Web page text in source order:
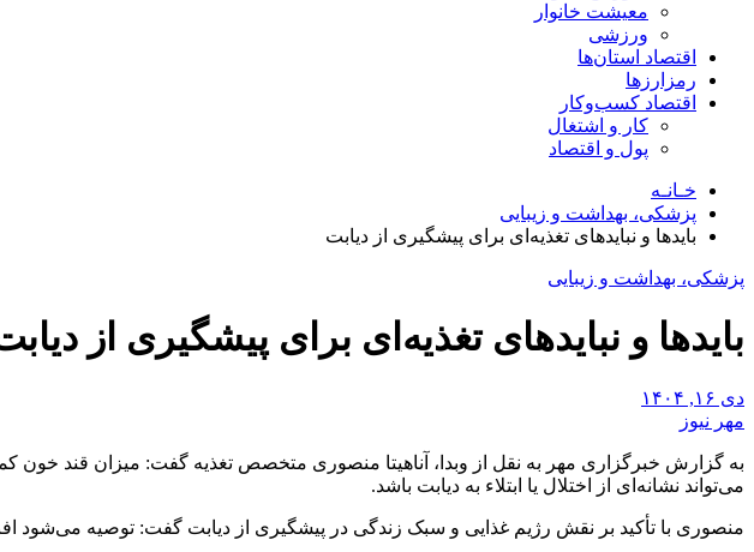
معیشت خانوار
ورزشی
اقتصاد استان‌ها
رمزارزها
اقتصاد کسب‌و‌کار
کار و اشتغال
پول و اقتصاد
خـانـه
پزشکی، بهداشت و زیبایی
بایدها و نبایدهای تغذیه‌ای برای پیشگیری از دیابت
پزشکی، بهداشت و زیبایی
بایدها و نبایدهای تغذیه‌ای برای پیشگیری از
دی ۱۶, ۱۴۰۴
مهر نیوز
می‌تواند نشانه‌ای از اختلال یا ابتلاء به دیابت باشد.
منصوری با تأکید بر نقش رژیم غذایی و سبک زندگی در پیشگیری از دیابت گفت: توصیه می‌شود افراد